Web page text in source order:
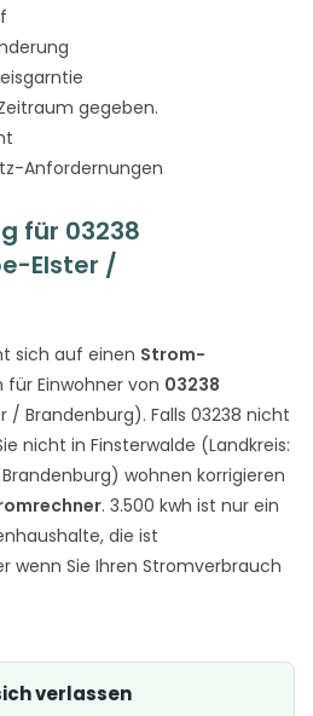
gegeben.
Anfordernungen
für 03238
Elster /
sich auf einen Strom-
für Einwohner von 03238
/ Brandenburg). Falls 03238 nicht
nicht in Finsterwalde (Landkreis:
wohnen korrigieren
. 3.500 kwh ist nur ein
die ist
wenn Sie Ihren Stromverbrauch
verlassen